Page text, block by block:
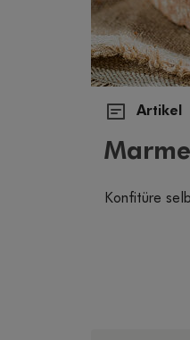
Artikel
Konfitüre